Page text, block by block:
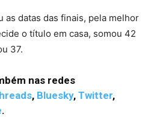
as datas das finais, pela melhor
o título em casa, somou 42
37.
nas redes
, Bluesky, Twitter,
.